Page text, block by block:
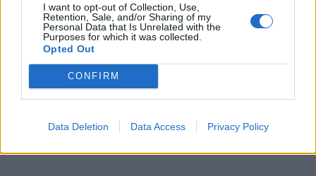
I want to opt-out of Collection, Use,
Retention, Sale, and/or Sharing of my
Personal Data that Is Unrelated with the
Purposes for which it was collected.
Opted Out
CONFIRM
Data Deletion Data Access Privacy Policy